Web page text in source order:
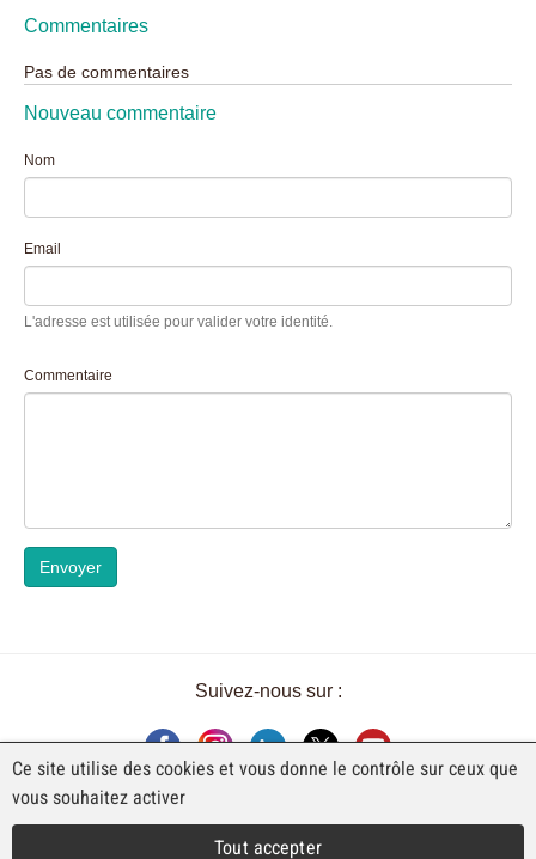
Commentaires
Pas de commentaires
Nouveau commentaire
Nom
Email
L'adresse est utilisée pour valider votre identité.
Commentaire
Envoyer
Suivez-nous sur :
UNE EXPOSITION DE FAJI SA
Rue Industrielle 98
Ce site utilise des cookies et vous donne le contrôle sur ceux que
vous souhaitez activer
Tout accepter